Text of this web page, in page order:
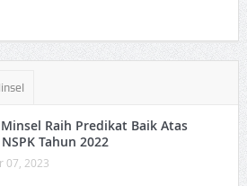
Raih Predikat Baik Atas
Tahun 2022
07, 2023